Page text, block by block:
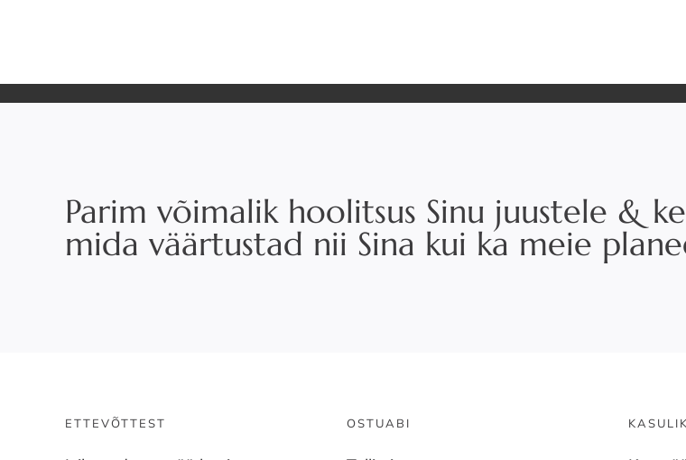
Parim võimalik hoolitsus Sinu juustele &
mida väärtustad nii Sina kui ka meie
ETTEVÕTTEST OSTUABI